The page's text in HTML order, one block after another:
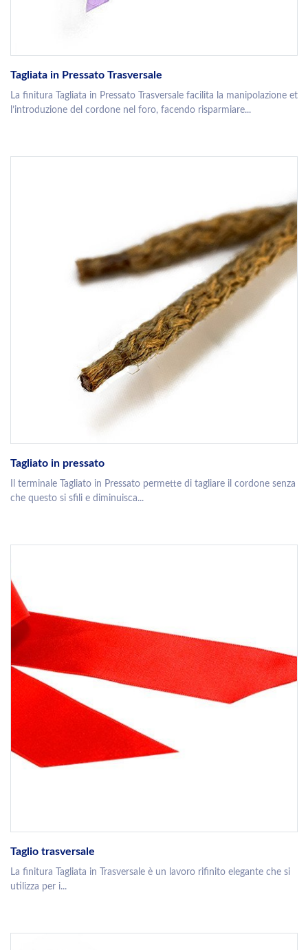
Tagliata in Pressato Trasversale
La finitura Tagliata in Pressato Trasversale facilita la manipolazione et
l’introduzione del cordone nel foro, facendo risparmiare...
Tagliato in pressato
Il terminale Tagliato in Pressato permette di tagliare il cordone senza
che questo si sfili e diminuisca...
Taglio trasversale
La finitura Tagliata in Trasversale è un lavoro rifinito elegante che si
utilizza per i...